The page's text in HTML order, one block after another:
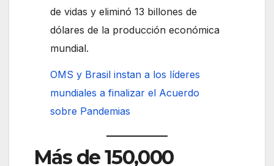
de vidas y eliminó 13 billones de
dólares de la producción económica
mundial.
OMS y Brasil instan a los líderes
mundiales a finalizar el Acuerdo
sobre Pandemias
Más de 150,000